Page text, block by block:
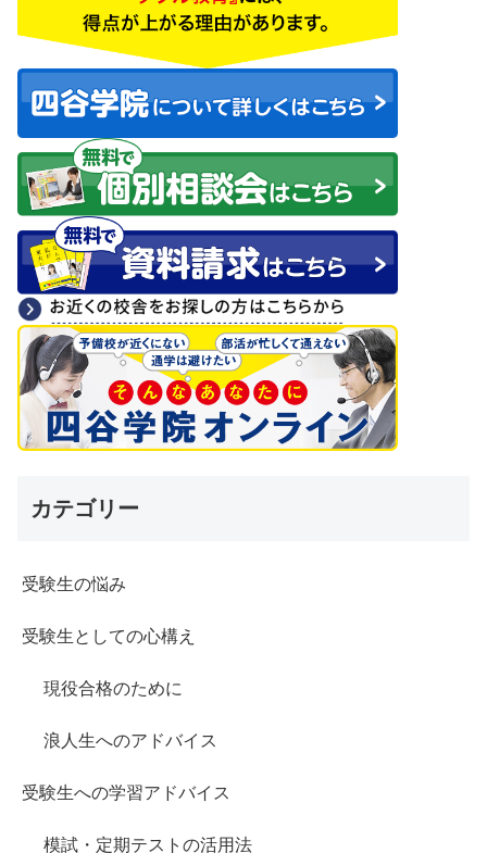
カテゴリー
受験生の悩み
受験生としての心構え
現役合格のために
浪人生へのアドバイス
受験生への学習アドバイス
模試・定期テストの活用法